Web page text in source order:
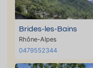
Brides-les-Bains
Rhône-Alpes
0479552344